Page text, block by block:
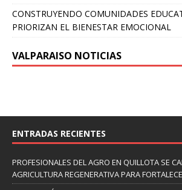
CONSTRUYENDO COMUNIDADES
PRIORIZAN EL BIENESTAR EMOCIONAL
VALPARAISO NOTICIAS
ENTRADAS RECIENTES
PROFESIONALES DEL AGRO EN QUILLOTA SE
AGRICULTURA REGENERATIVA PARA